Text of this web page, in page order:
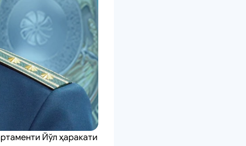
Йўл ҳаракати